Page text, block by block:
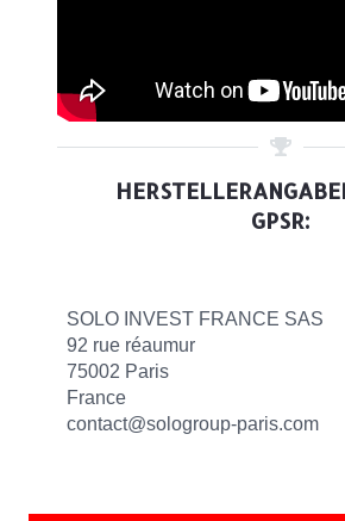
PSR:
SOLO INVEST FRANCE SAS
92 rue réaumur
75002 Paris
France
contact@sologroup-paris.com